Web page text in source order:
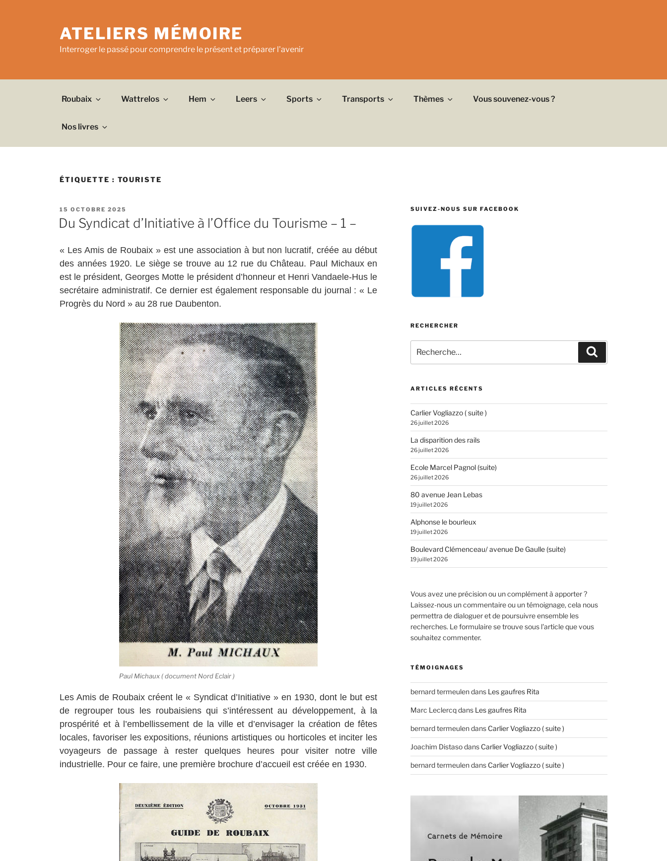
ATELIERS MÉMOIRE
Interroger le passé pour comprendre le présent et préparer l'avenir
Roubaix Wattrelos Hem Leers Sports Transports Thèmes Vous souvenez-vous ?
Nos livres
ÉTIQUETTE : TOURISTE
PUBLIÉ
LE
15 OCTOBRE 2025
Du Syndicat d’Initiative à l’Office du Tourisme – 1 –
« Les Amis de Roubaix » est une association à but non lucratif, créée au début
des années 1920. Le siège se trouve au 12 rue du Château. Paul Michaux en
est le président, Georges Motte le président d’honneur et Henri Vandaele-Hus le
secrétaire administratif. Ce dernier est également responsable du journal : « Le
Progrès du Nord » au 28 rue Daubenton.
Paul Michaux ( document Nord Eclair )
Les Amis de Roubaix créent le « Syndicat d’Initiative » en 1930, dont le but est
de regrouper tous les roubaisiens qui s’intéressent au développement, à la
prospérité et à l’embellissement de la ville et d’envisager la création de fêtes
locales, favoriser les expositions, réunions artistiques ou horticoles et inciter les
voyageurs de passage à rester quelques heures pour visiter notre ville
industrielle. Pour ce faire, une première brochure d’accueil est créée en 1930.
SUIVEZ-NOUS SUR FACEBOOK
RECHERCHER
pour
:
ARTICLES RÉCENTS
Carlier Vogliazzo ( suite )
26 juillet 2026
La disparition des rails
26 juillet 2026
Ecole Marcel Pagnol (suite)
26 juillet 2026
80 avenue Jean Lebas
19 juillet 2026
Alphonse le bourleux
19 juillet 2026
Boulevard Clémenceau/ avenue De Gaulle (suite)
19 juillet 2026
Vous avez une précision ou un complément à apporter ?
Laissez-nous un commentaire ou un témoignage, cela nous
permettra de dialoguer et de poursuivre ensemble les
recherches. Le formulaire se trouve sous l'article que vous
souhaitez commenter.
TÉMOIGNAGES
bernard termeulendans Les gaufres Rita
Marc Leclercqdans Les gaufres Rita
bernard termeulendans Carlier Vogliazzo ( suite )
Joachim Distasodans Carlier Vogliazzo ( suite )
bernard termeulendans Carlier Vogliazzo ( suite )